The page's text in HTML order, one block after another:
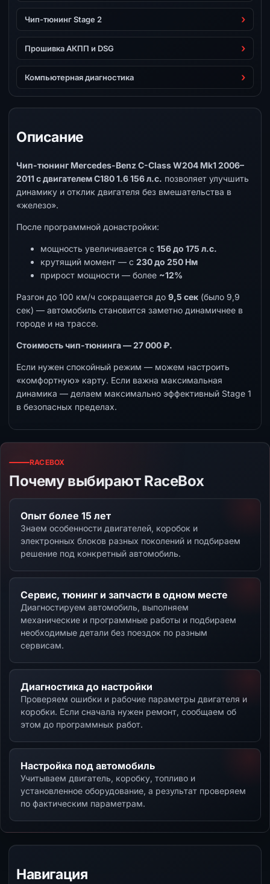
Чип-тюнинг Stage 2
Прошивка АКПП и DSG
Компьютерная диагностика
Описание
Чип-тюнинг Mercedes-Benz C-Class W204 Mk1 2006–
2011 с двигателем C180 1.6 156 л.с. позволяет улучшить
динамику и отклик двигателя без вмешательства в
«железо».
После программной донастройки:
мощность увеличивается с 156 до 175 л.с.
крутящий момент — с 230 до 250 Нм
прирост мощности — более ~12%
Разгон до 100 км/ч сокращается до 9,5 сек (было 9,9
сек) — автомобиль становится заметно динамичнее в
городе и на трассе.
Стоимость чип-тюнинга — 27 000 ₽.
Если нужен спокойный режим — можем настроить
«комфортную» карту. Если важна максимальная
динамика — делаем максимально эффективный Stage 1
в безопасных пределах.
RACEBOX
Почему выбирают RaceBox
Опыт более 15 лет
Знаем особенности двигателей, коробок и
электронных блоков разных поколений и подбираем
решение под конкретный автомобиль.
Сервис, тюнинг и запчасти в одном месте
Диагностируем автомобиль, выполняем
механические и программные работы и подбираем
необходимые детали без поездок по разным
сервисам.
Диагностика до настройки
Проверяем ошибки и рабочие параметры двигателя и
коробки. Если сначала нужен ремонт, сообщаем об
этом до программных работ.
Настройка под автомобиль
Учитываем двигатель, коробку, топливо и
установленное оборудование, а результат проверяем
по фактическим параметрам.
Навигация